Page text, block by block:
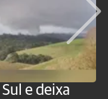
e deixa